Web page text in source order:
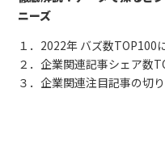
ニーズ
１．2022年 バズ数TOP100
２．企業関連記事シェア数
３．企業関連注目記事の切